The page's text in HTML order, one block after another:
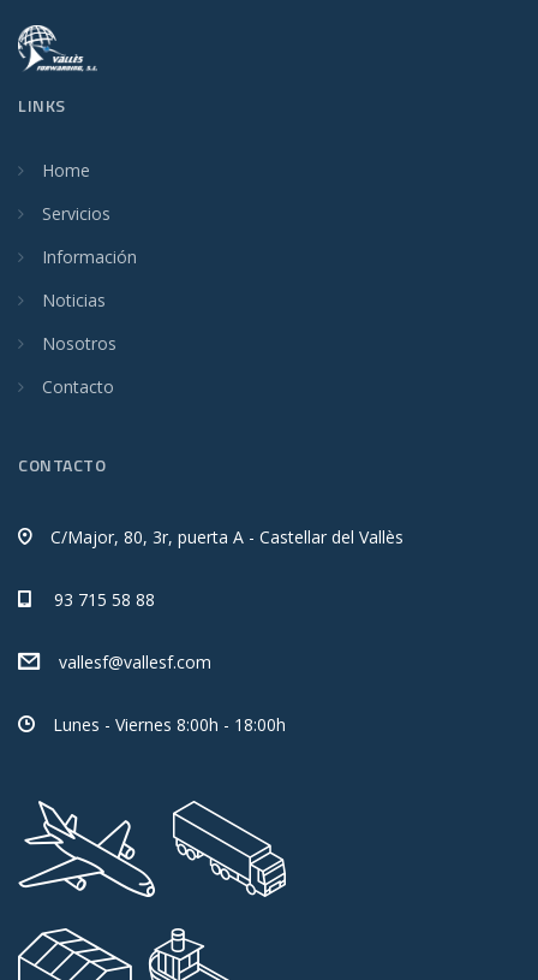
LINKS
Home
Servicios
Información
Noticias
Nosotros
Contacto
CONTACTO
C/Major, 80, 3r, puerta A - Castellar del Vallès
93 715 58 88
vallesf@vallesf.com
Lunes - Viernes 8:00h - 18:00h